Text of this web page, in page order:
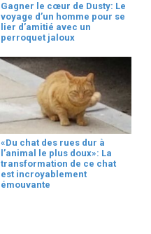
Gagner le cœur de Dusty: Le
voyage d’un homme pour se
lier d’amitié avec un
perroquet jaloux
«Du chat des rues dur à
l’animal le plus doux»: La
transformation de ce chat
est incroyablement
émouvante